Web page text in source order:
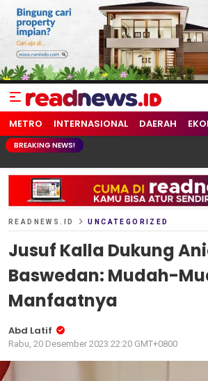
readnews.id
Berita Terkini, Update Terbaru Hari ini
METRO INTERNASIONAL DAERAH
BREAKING NEWS!
READNEWS.ID UNCATEGORIZED
Jusuf Kalla Dukung
Baswedan: Mudah-
Manfaatnya
Abd Latif
Rabu, 20 Desember 2023 22:20 GMT+0800